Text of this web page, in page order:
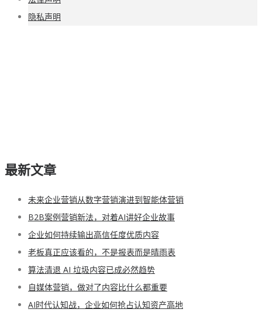
隐私声明
最新文章
未来企业营销从数字营销演进到智能体营销
B2B案例营销新法，对着AI讲好企业故事
企业如何持续输出高信任度优质内容
老板真正应该看的，不是报表而是晴雨表
算法清退 AI 垃圾内容已成必然趋势
自媒体营销，做对了内容比什么都重要
AI时代认知战，企业如何抢占认知资产高地